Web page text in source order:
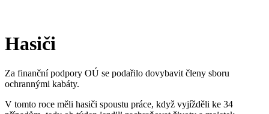
Hasiči
Za finanční podpory OÚ se podařilo dovybavit členy sboru
ochrannými kabáty.
V tomto roce měli hasiči spoustu práce, když vyjížděli ke 34